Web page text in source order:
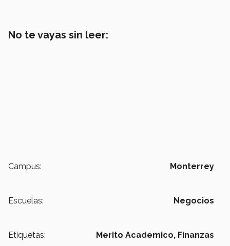
No te vayas sin leer:
Campus: Monterrey
Escuelas: Negocios
Etiquetas: Merito Academico, Finanzas